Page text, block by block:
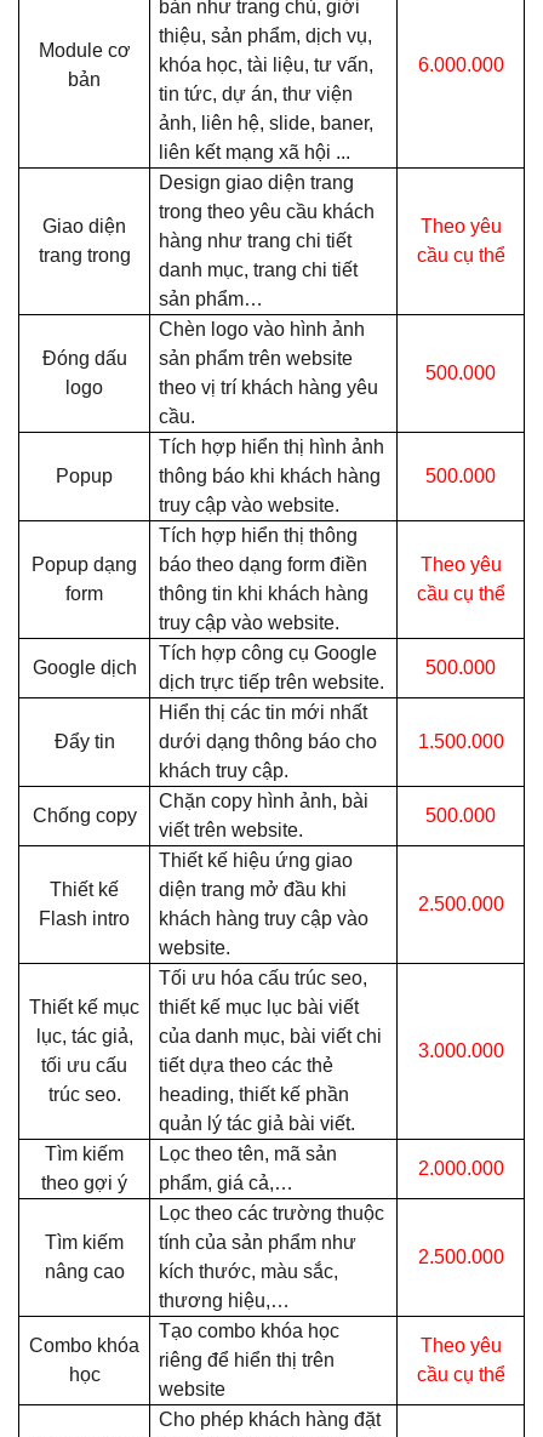
Module cơ
bản
bản như trang chủ, giới
thiệu, sản phẩm, dịch vụ,
khóa học, tài liệu, tư vấn,
tin tức, dự án, thư viện
ảnh, liên hệ, slide, baner,
liên kết mạng xã hội ...
6.000.000
Giao diện
trang trong
Design giao diện trang
trong theo yêu cầu khách
hàng như trang chi tiết
danh mục, trang chi tiết
sản phẩm…
Theo yêu
cầu cụ thể
Đóng dấu
logo
Chèn logo vào hình ảnh
sản phẩm trên website
theo vị trí khách hàng yêu
cầu.
500.000
Popup
Tích hợp hiển thị hình ảnh
thông báo khi khách hàng
truy cập vào website.
500.000
Popup dạng
form
Tích hợp hiển thị thông
báo theo dạng form điền
thông tin khi khách hàng
truy cập vào website.
Theo yêu
cầu cụ thể
Google dịch
Tích hợp công cụ Google
dịch trực tiếp trên website.
500.000
Đẩy tin
Hiển thị các tin mới nhất
dưới dạng thông báo cho
khách truy cập.
1.500.000
Chống copy
Chặn copy hình ảnh, bài
viết trên website.
500.000
Thiết kế
Flash intro
Thiết kế hiệu ứng giao
diện trang mở đầu khi
khách hàng truy cập vào
website.
2.500.000
Thiết kế mục
lục, tác giả,
tối ưu cấu
trúc seo.
Tối ưu hóa cấu trúc seo,
thiết kế mục lục bài viết
của danh mục, bài viết chi
tiết dựa theo các thẻ
heading, thiết kế phần
quản lý tác giả bài viết.
3.000.000
Tìm kiếm
theo gợi ý
Lọc theo tên, mã sản
phẩm, giá cả,…
2.000.000
Tìm kiếm
nâng cao
Lọc theo các trường thuộc
tính của sản phẩm như
kích thước, màu sắc,
thương hiệu,…
2.500.000
Combo khóa
học
Tạo combo khóa học
riêng để hiển thị trên
website
Theo yêu
cầu cụ thể
Cho phép khách hàng đặt